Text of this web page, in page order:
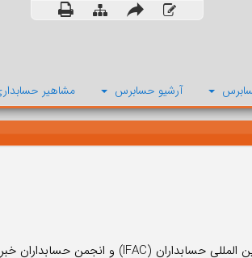
آرشیو حسابرس مشاهیر